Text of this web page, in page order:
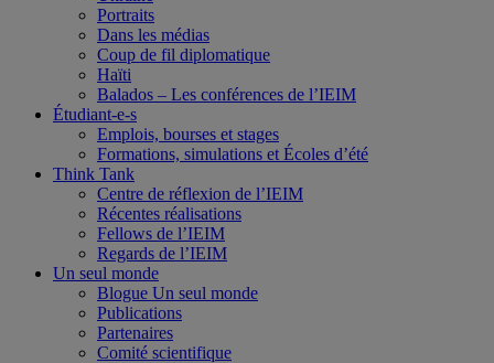
Portraits
Dans les médias
Coup de fil diplomatique
Haïti
Balados – Les conférences de l’IEIM
Étudiant-e-s
Emplois, bourses et stages
Formations, simulations et Écoles d’été
Think Tank
Centre de réflexion de l’IEIM
Récentes réalisations
Fellows de l’IEIM
Regards de l’IEIM
Un seul monde
Blogue Un seul monde
Publications
Partenaires
Comité scientifique